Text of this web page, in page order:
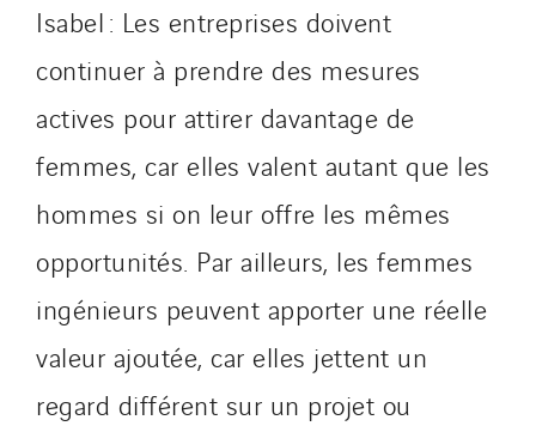
Isabel : Les entreprises doivent
continuer à prendre des mesures
actives pour attirer davantage de
femmes, car elles valent autant que les
hommes si on leur offre les mêmes
opportunités. Par ailleurs, les femmes
ingénieurs peuvent apporter une réelle
valeur ajoutée, car elles jettent un
regard différent sur un projet ou